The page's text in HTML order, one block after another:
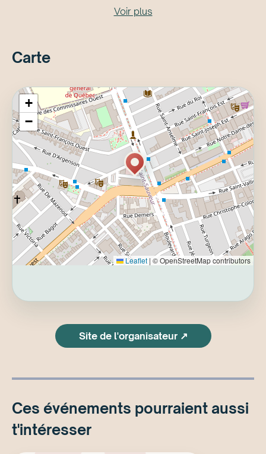
Les billets sont à 20$ (+taxes et frais) ;
LILA
Originaire de Québec, l i l a navigue avec brio
entre le folk, l'indie alternatif et la pop texturée.
Son univers intime traite de la vie, de la mort,
de la nature et des mystères qui nous lient à
l'invisible; son art se veut une invitation au rêve
et au voyage intérieur.
Depuis 2018, elle a fait paraître quatre EP
remarqués (songs from a room, quiet as
fire, recollection et recollection (acoustic)). Son
parcours l'a menée sur les scènes de festivals
d'envergure (FEQ, Festival OFF, POP Montréal,
Festival Triste) et en première partie d'artistes
phares tels que Men I Trust, Helena Deland,
Gabrielle Shonk et Matt Holubowski. Artiste
multidisciplinaire, elle compose également
Voir plus
Carte
+
−
Leaflet | © OpenStreetMap contributors
Site de l'organisateur ↗
Ces événements pourraient aussi
t'intéresser